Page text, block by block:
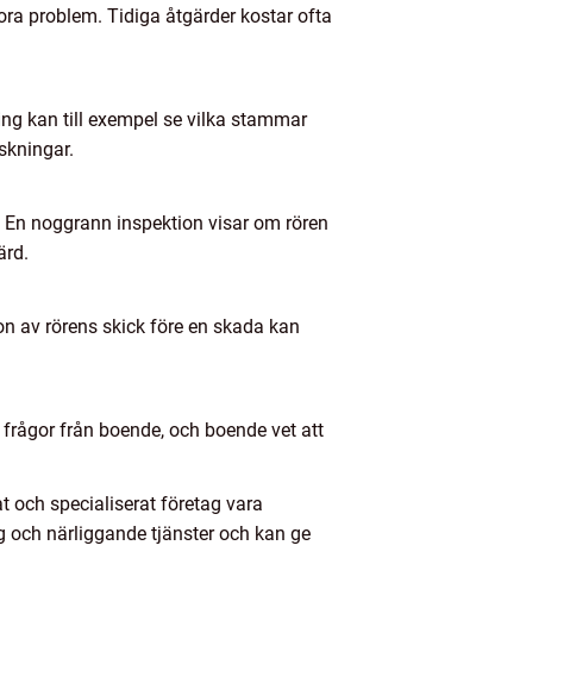
problem. Tidiga åtgärder kostar ofta
kan till exempel se vilka stammar
noggrann inspektion visar om rören
av rörens skick före en skada kan
från boende, och boende vet att
och specialiserat företag vara
och närliggande tjänster och kan ge